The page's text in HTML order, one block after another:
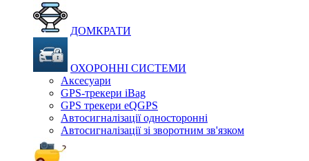
ДОМКРАТИ
ОХОРОННІ СИСТЕМИ
Аксесуари
GPS-трекери iBag
GPS трекери eQGPS
Автосигналізації односторонні
Автосигналізації зі зворотним зв'язком